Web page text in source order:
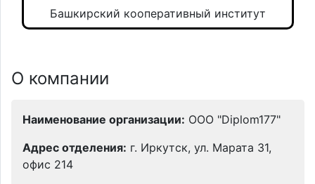
Башкирский кооперативный институт
О компании
Наименование организации: ООО "Diplom177"
Адрес отделения: г. Иркутск, ул. Марата 31,
офис 214